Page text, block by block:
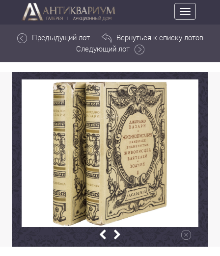
Toggle
navigation
Предыдущий лот
Вернуться к списку лотов
Следующий лот